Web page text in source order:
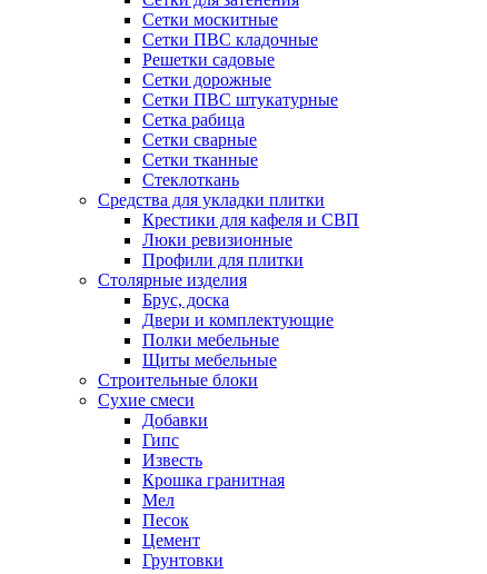
Сетки москитные
Сетки ПВС кладочные
Решетки садовые
Сетки дорожные
Сетки ПВС штукатурные
Сетка рабица
Сетки сварные
Сетки тканные
Стеклоткань
Средства для укладки плитки
Крестики для кафеля и СВП
Люки ревизионные
Профили для плитки
Столярные изделия
Брус, доска
Двери и комплектующие
Полки мебельные
Щиты мебельные
Строительные блоки
Сухие смеси
Добавки
Гипс
Известь
Крошка гранитная
Мел
Песок
Цемент
Грунтовки